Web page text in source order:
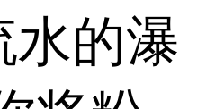
水的瀑